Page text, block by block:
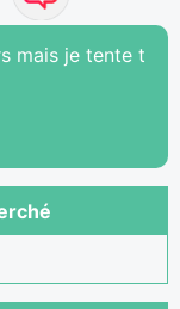
mais je tente t